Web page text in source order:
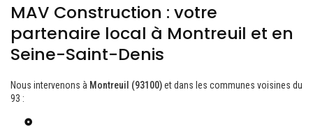
MAV Construction : votre
partenaire local à Montreuil et en
Seine-Saint-Denis
Nous intervenons à Montreuil (93100)et dans les communes voisines du
93 :